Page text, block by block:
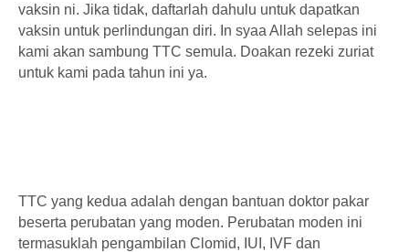
vaksin ni. Jika tidak, daftarlah dahulu untuk dapatkan
vaksin untuk perlindungan diri. In syaa Allah selepas ini
kami akan sambung TTC semula. Doakan rezeki zuriat
untuk kami pada tahun ini ya.
TTC yang kedua adalah dengan bantuan doktor pakar
beserta perubatan yang moden. Perubatan moden ini
termasuklah pengambilan Clomid, IUI, IVF dan